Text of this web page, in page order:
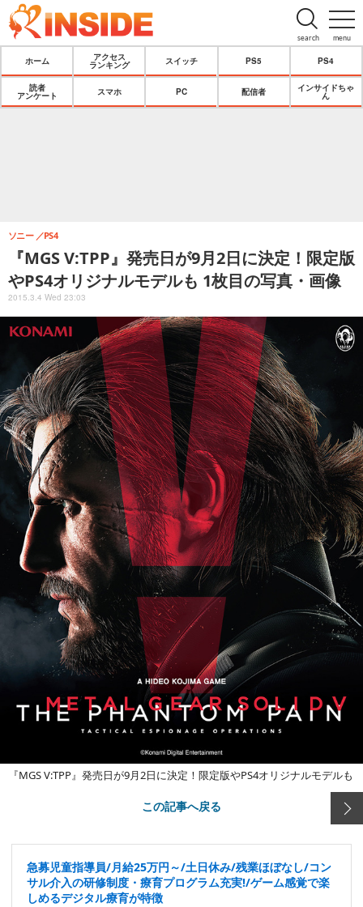
menu
search
ホーム
アクセス
ランキング
スイッチ PS5 PS4
読者
アンケート
スマホ PC 配信者
インサイドちゃ
ん
『MGS V:TPP』発売日が9月2日に決定！限定版
やPS4オリジナルモデルも 1枚目の写真・画像
ソニー PS4
2015.3.4 Wed 23:03
『MGS V:TPP』発売日が9月2日に決定！限定版やPS4オリジナルモデルも
この記事へ戻る
急募児童指導員/月給25万円～/土日休み/残業ほぼなし/コン
サル介入の研修制度・療育プログラム充実!/ゲーム感覚で楽
しめるデジタル療育が特徴